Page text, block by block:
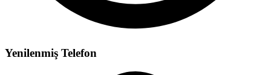
Yenilenmiş Telefon